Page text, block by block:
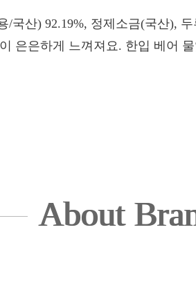
국산) 92.19%, 정제소금(국산),
은은하게 느껴져요. 한입 베어
About